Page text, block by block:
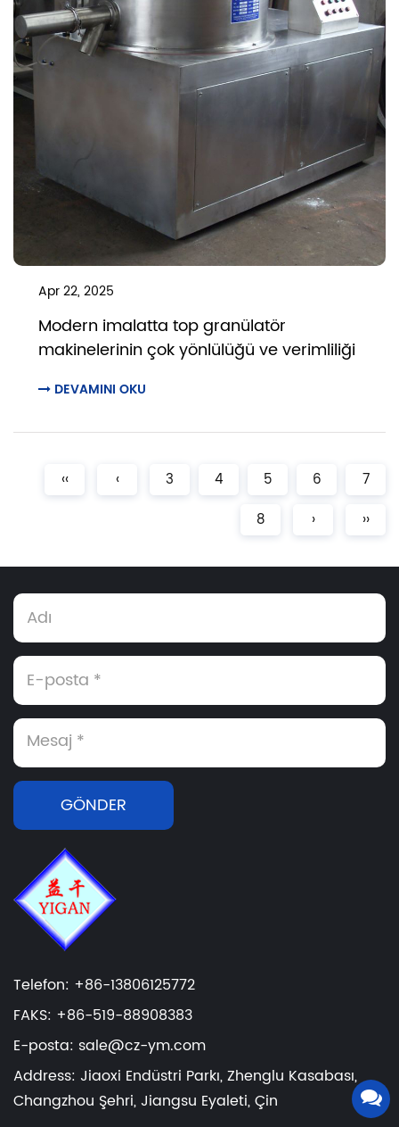
Apr 22, 2025
Modern imalatta top granülatör
makinelerinin çok yönlülüğü ve verimliliği
DEVAMINI OKU
‹‹ ‹ 3 4 5 6
7
8
› ››
GÖNDER
Telefon: +86-13806125772
FAKS: +86-519-88908383
E-posta: sale@cz-ym.com
Address: Jiaoxi Endüstri Parkı, Zhenglu Kasabası,
Changzhou Şehri, Jiangsu Eyaleti, Çin